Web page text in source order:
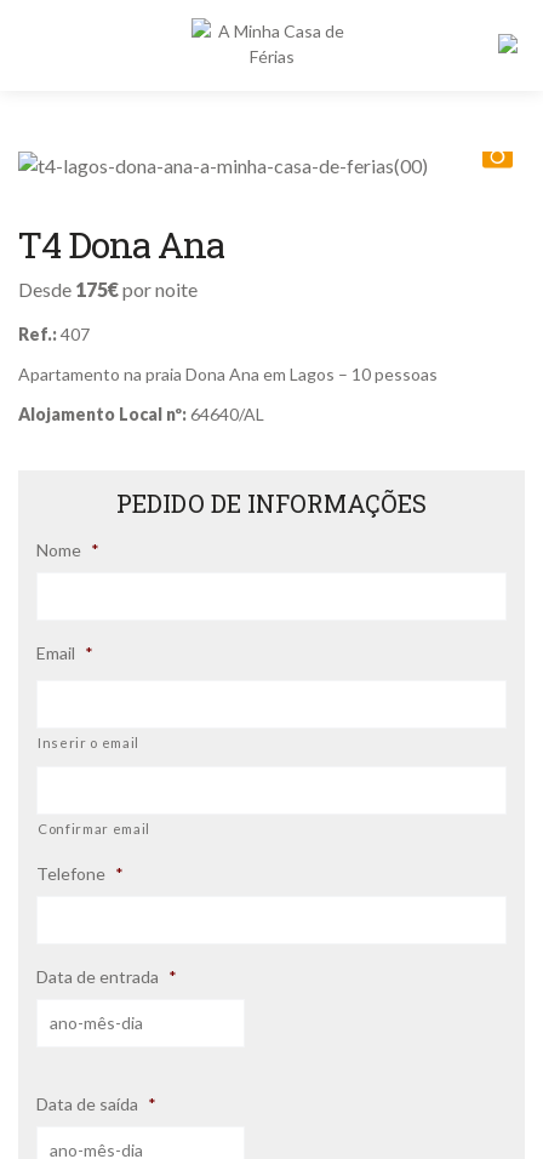
Alojamentos
Proprietários
T4 Dona Ana
Desde 175€por noite
Ref.:407
Apartamento na praia Dona Ana em Lagos – 10 pessoas
Alojamento Local nº:64640/AL
PEDIDO DE INFORMAÇÕES
Nome *
Email *
Inserir o email
Confirmar email
Telefone *
Data de entrada *
Data de saída *